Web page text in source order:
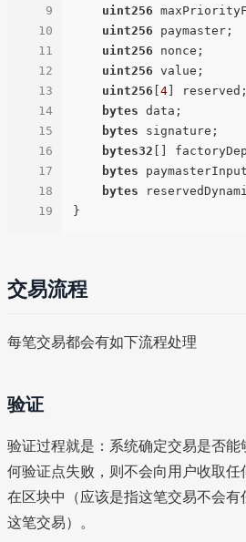
9
10
11
12
13
14
15
16
17
18
19
uint256
uint256 paymaster;
uint256 nonce;
uint256 value;
uint256 4 ] reserved;
bytes data;
bytes signature;
bytes32 []
bytes
bytes
交易流程
每笔交易都会有如下流程处理
验证
验证过程就是：系统确定交易是否
何验证点失败，则不会向用户收取
在区块中（应该是指这笔交易不会
这笔交易）。